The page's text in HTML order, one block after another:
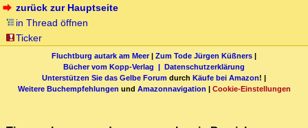
zurück zur Hauptseite
in Thread öffnen
Ticker
Fluchtburg autark am Meer| Zum Tode Jürgen Küßners |
Bücher vom Kopp-Verlag | Datenschutzerklärung
Unterstützen Sie das Gelbe Forum durch Käufe bei Amazon! |
Weitere Buchempfehlungen und Amazonnavigation | Cookie-Einstellungen